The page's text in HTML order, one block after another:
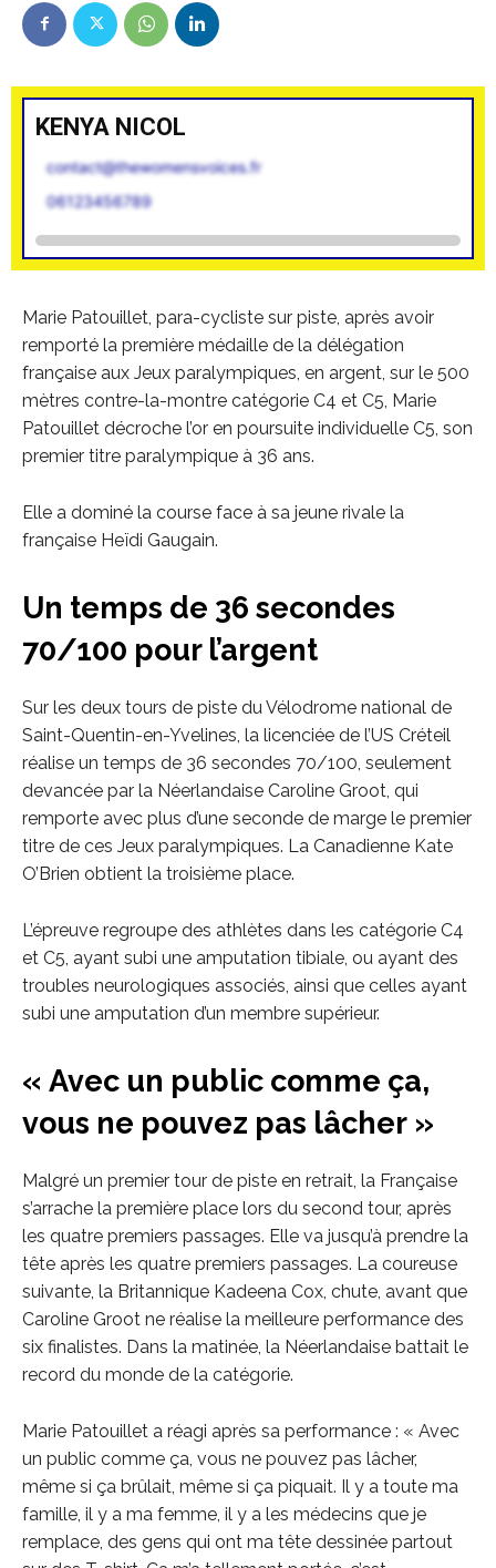
KENYA NICOL
contact@thewomensvoices.fr
06123456789
Marie Patouillet, para-cycliste sur piste, après avoir
remporté la première médaille de la délégation
française aux Jeux paralympiques, en argent, sur le 500
mètres contre-la-montre catégorie C4 et C5, Marie
Patouillet décroche l’or en poursuite individuelle C5, son
premier titre paralympique à 36 ans.
Elle a dominé la course face à sa jeune rivale la
française Heïdi Gaugain.
Un temps de 36 secondes
70/100 pour l’argent
Sur les deux tours de piste du Vélodrome national de
Saint-Quentin-en-Yvelines, la licenciée de l’US Créteil
réalise un temps de 36 secondes 70/100, seulement
devancée par la Néerlandaise Caroline Groot, qui
remporte avec plus d’une seconde de marge le premier
titre de ces Jeux paralympiques. La Canadienne Kate
O’Brien obtient la troisième place.
L’épreuve regroupe des athlètes dans les catégorie C4
et C5, ayant subi une amputation tibiale, ou ayant des
troubles neurologiques associés, ainsi que celles ayant
subi une amputation d’un membre supérieur.
« Avec un public comme ça,
vous ne pouvez pas lâcher »
Malgré un premier tour de piste en retrait, la Française
s’arrache la première place lors du second tour, après
les quatre premiers passages. Elle va jusqu’à prendre la
tête après les quatre premiers passages. La coureuse
suivante, la Britannique Kadeena Cox, chute, avant que
Caroline Groot ne réalise la meilleure performance des
six finalistes. Dans la matinée, la Néerlandaise battait le
record du monde de la catégorie.
Marie Patouillet a réagi après sa performance : « Avec
un public comme ça, vous ne pouvez pas lâcher,
même si ça brûlait, même si ça piquait. Il y a toute ma
famille, il y a ma femme, il y a les médecins que je
remplace, des gens qui ont ma tête dessinée partout